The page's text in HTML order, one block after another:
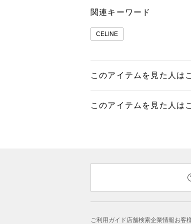
関連キーワード
CELINE
このアイテムを見た人は
このアイテムを見た人は
ご利用ガイド店舗検索企業情報お客